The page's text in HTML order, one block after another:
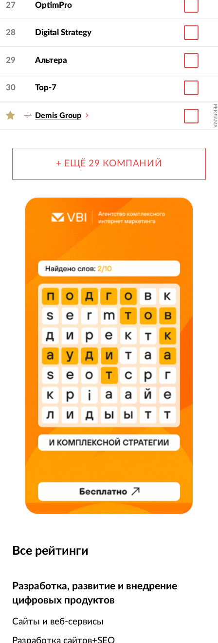
27 OptimPro
28 Digital Strategy
29 Альтера
30 Top-7
Demis Group РЕКЛАМА
+ ЕЩЁ 29 КОМПАНИЙ
Все рейтинги
Разработка, развитие и внедрение
цифровых продуктов
Сайты и веб-сервисы
Разработка сайтов+SEO